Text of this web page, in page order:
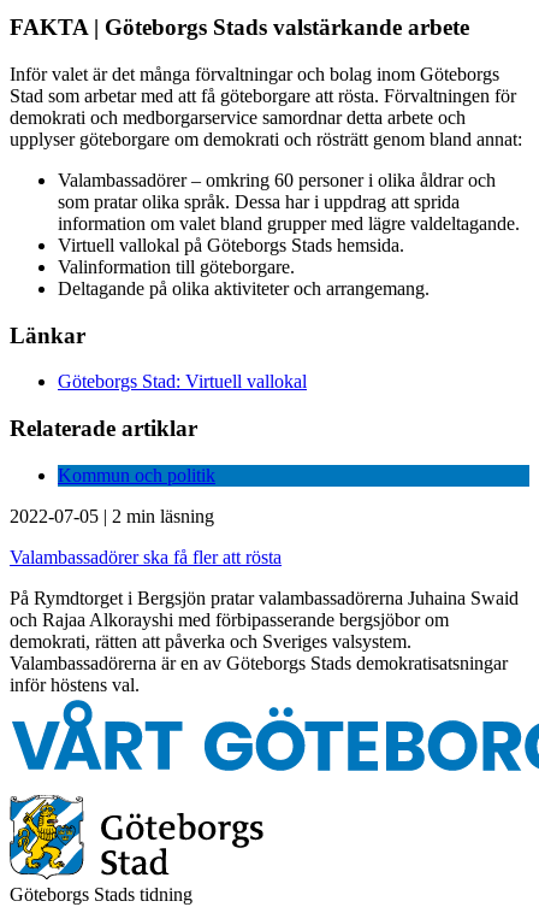
FAKTA | Göteborgs Stads valstärkande arbete
Inför valet är det många förvaltningar och bolag inom Göteborgs
Stad som arbetar med att få göteborgare att rösta. Förvaltningen för
demokrati och medborgarservice samordnar detta arbete och
upplyser göteborgare om demokrati och rösträtt genom bland annat:
Valambassadörer – omkring 60 personer i olika åldrar och
som pratar olika språk. Dessa har i uppdrag att sprida
information om valet bland grupper med lägre valdeltagande.
Virtuell vallokal på Göteborgs Stads hemsida.
Valinformation till göteborgare.
Deltagande på olika aktiviteter och arrangemang.
Länkar
Göteborgs Stad: Virtuell vallokal
Relaterade artiklar
Kommun och politik
2022-07-05 | 2 min läsning
Valambassadörer ska få fler att rösta
På Rymdtorget i Bergsjön pratar valambassadörerna Juhaina Swaid
och Rajaa Alkorayshi med förbipasserande bergsjöbor om
demokrati, rätten att påverka och Sveriges valsystem.
Valambassadörerna är en av Göteborgs Stads demokratisatsningar
inför höstens val.
Göteborgs Stads tidning